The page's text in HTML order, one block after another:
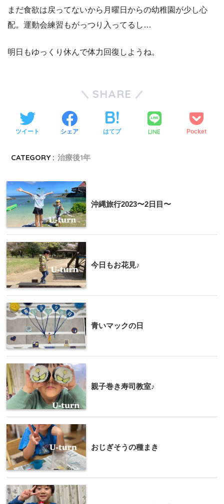
まだ食欲は戻ってないから月曜日からの幼稚園が少し心
配。運動会練習もがっつり入ってるし…
明日もゆっくり休んで体力回復しようね。
SHARE
ツイート シェア はてブ LINE Pocket
CATEGORY : 治療後1年
沖縄旅行2023〜2日目〜
今日もお花見♪
青いマックの日
親子巻き寿司教室♪
おじぎそうの種まき